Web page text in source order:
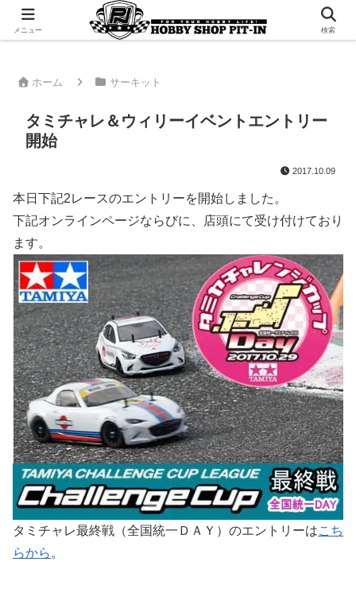
千葉県君津市でラジコンやプラモデルを販売。 ピットインのウェブサイトです
ホーム サーキット
タミチャレ＆ウィリーイベントエントリー
開始
2017.10.09
本日下記2レースのエントリーを開始しました。
下記オンラインページならびに、店頭にて受け付けており
ます。
タミチャレ最終戦（全国統一ＤＡＹ）のエントリーはこち
らから 。
メニュー 検索